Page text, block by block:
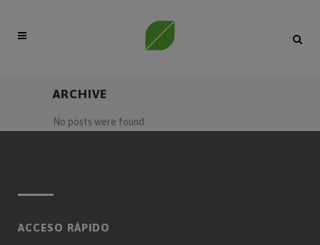
ARCHIVE
No posts were found.
ACCESO RÁPIDO